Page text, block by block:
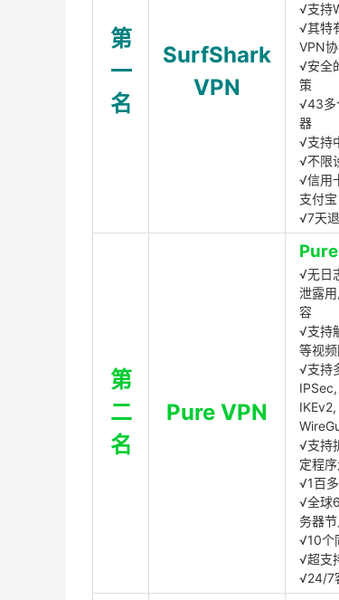
第
一
名
SurfShark
VPN
√支持
√其特
VPN
√安全
策
√43多
器
√支持
√不限
√信用
支付宝
√7天
第
二
名
Pure VPN
√无日
泄露
容
√支持
等视
√支持
√支持
定程
√1百
√全球
务器节
√10个
√超支
√24/7